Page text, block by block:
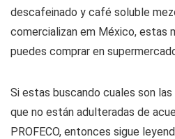
descafeinado y café soluble
comercializan em México, estas
puedes comprar en
Si estas buscando cuales son
que no están adulteradas de
PROFECO, entonces sigue